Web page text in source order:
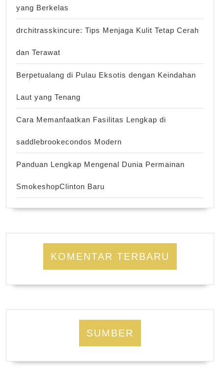
yang Berkelas
drchitrasskincure: Tips Menjaga Kulit Tetap Cerah
dan Terawat
Berpetualang di Pulau Eksotis dengan Keindahan
Laut yang Tenang
Cara Memanfaatkan Fasilitas Lengkap di
saddlebrookecondos Modern
Panduan Lengkap Mengenal Dunia Permainan
SmokeshopClinton Baru
KOMENTAR TERBARU
SUMBER